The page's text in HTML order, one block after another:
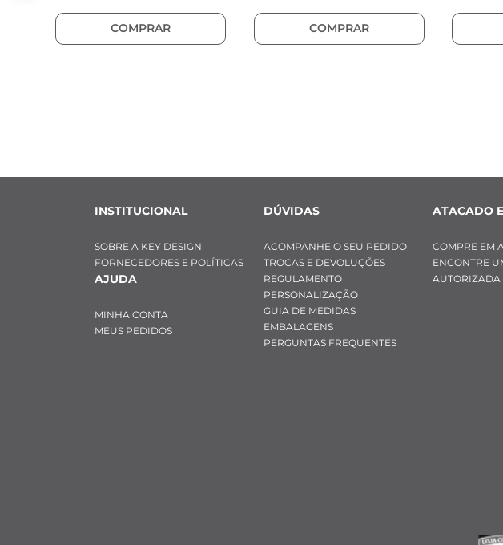
COMPRAR COMPRAR
INSTITUCIONAL
SOBRE A KEY DESIGN
FORNECEDORES E POLÍTICAS
AJUDA
MINHA CONTA
MEUS PEDIDOS
DÚVIDAS
ACOMPANHE O SEU PEDIDO
TROCAS E DEVOLUÇÕES
REGULAMENTO
PERSONALIZAÇÃO
GUIA DE MEDIDAS
EMBALAGENS
PERGUNTAS FREQUENTES
ATACADO
COMPRE EM
ENCONTRE
AUTORIZADA